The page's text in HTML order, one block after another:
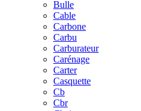
Bulle
Cable
Carbone
Carbu
Carburateur
Carénage
Carter
Casquette
Cb
Cbr